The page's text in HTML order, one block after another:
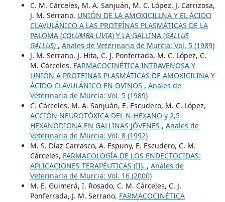
C. M. Cárceles, M. A. Sanjuán, M. C. López, J. Carrizosa,
J. M. Serrano, UNIÓN DE LA AMOXICILLNA Y EL ÁCIDO
CLAVULÁNICO A LAS PROTEÍNAS PLASMÁTICAS DE LA
PALOMA (COLUMBA LIVIA) Y LA GALLINA (GALLUS
GALLUS) , Anales de Veterinaria de Murcia: Vol. 5 (1989)
J. M. Serrano, J. Hita, C. J. Ponferrada, M. C. López, C.
M. Cárceles, FARMACOCINÉTICA INTRAVENOSA Y
UNIÓN A PROTEINAS PLASMÁTICAS DE AMOXICILINA Y
ÁCIDO CLAVULÁNICO EN OVINOS , Anales de
Veterinaria de Murcia: Vol. 5 (1989)
C. Cárceles, M. A. Sanjuán, E. Escudero, M. C. López,
ACCIÓN NEUROTÓXICA DEL N-HEXANO y 2,5-
HEXANODIONA EN GALLINAS JÓVENES , Anales de
Veterinaria de Murcia: Vol. 8 (1992)
M. S. Díaz Carrasco, A. Espuny, E. Escudero, C. M.
Cárceles, FARMACOLOGÍA DE LOS ENDECTOCIDAS:
APLICACIONES TERAPÉUTICAS (II). , Anales de
Veterinaria de Murcia: Vol. 16 (2000)
M. E. Guimerá, I. Rosado, C. M. Cárceles, C. J.
Ponferrada, J. M. Serrano, FARMACOCINÉTICA